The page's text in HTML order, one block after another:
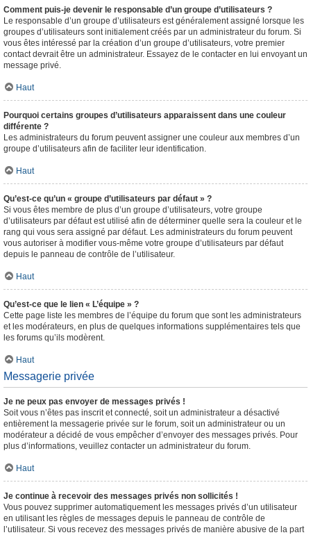
Comment puis-je devenir le responsable d’un groupe d’utilisateurs ?
Le responsable d’un groupe d’utilisateurs est généralement assigné lorsque les
groupes d’utilisateurs sont initialement créés par un administrateur du forum. Si
vous êtes intéressé par la création d’un groupe d’utilisateurs, votre premier
contact devrait être un administrateur. Essayez de le contacter en lui envoyant un
message privé.
Haut
Pourquoi certains groupes d’utilisateurs apparaissent dans une couleur
différente ?
Les administrateurs du forum peuvent assigner une couleur aux membres d’un
groupe d’utilisateurs afin de faciliter leur identification.
Haut
Qu’est-ce qu’un « groupe d’utilisateurs par défaut » ?
Si vous êtes membre de plus d’un groupe d’utilisateurs, votre groupe
d’utilisateurs par défaut est utilisé afin de déterminer quelle sera la couleur et le
rang qui vous sera assigné par défaut. Les administrateurs du forum peuvent
vous autoriser à modifier vous-même votre groupe d’utilisateurs par défaut
depuis le panneau de contrôle de l’utilisateur.
Haut
Qu’est-ce que le lien « L’équipe » ?
Cette page liste les membres de l’équipe du forum que sont les administrateurs
et les modérateurs, en plus de quelques informations supplémentaires tels que
les forums qu’ils modèrent.
Haut
Messagerie privée
Je ne peux pas envoyer de messages privés !
Soit vous n’êtes pas inscrit et connecté, soit un administrateur a désactivé
entièrement la messagerie privée sur le forum, soit un administrateur ou un
modérateur a décidé de vous empêcher d’envoyer des messages privés. Pour
plus d’informations, veuillez contacter un administrateur du forum.
Haut
Je continue à recevoir des messages privés non sollicités !
Vous pouvez supprimer automatiquement les messages privés d’un utilisateur
en utilisant les règles de messages depuis le panneau de contrôle de
l’utilisateur. Si vous recevez des messages privés de manière abusive de la part